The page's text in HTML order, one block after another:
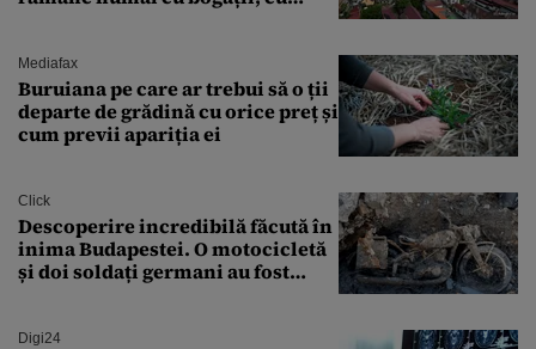
Mediafax
Buruiana pe care ar trebui să o ții
departe de grădină cu orice preț și
cum previi apariția ei
Click
Descoperire incredibilă făcută în
inima Budapestei. O motocicletă
și doi soldați germani au fost
Digi24